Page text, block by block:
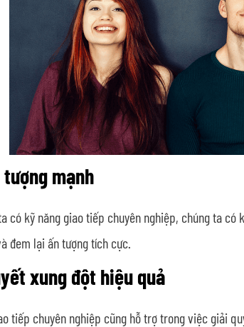
mạnh
có kỹ năng giao tiếp chuyên nghiệp, chúng ta
đem lại ấn tượng tích cực.
xung đột hiệu quả
tiếp chuyên nghiệp cũng hỗ trợ trong việc giải